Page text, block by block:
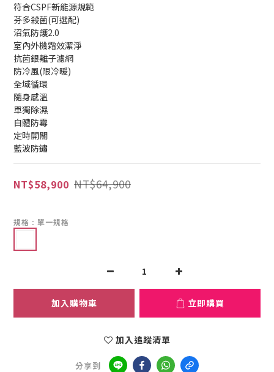
符合CSPF新能源規範
芬多殺菌(可選配)
沼氣防護2.0
室內外機霜效潔淨
抗菌銀離子濾網
防冷風(限冷暖)
全域循環
隨身感溫
單獨除濕
自體防霉
定時開關
藍波防鏽
NT$58,900 NT$64,900
規格 : 單一規格
加入購物車 立即購買
加入追蹤清單
分享到